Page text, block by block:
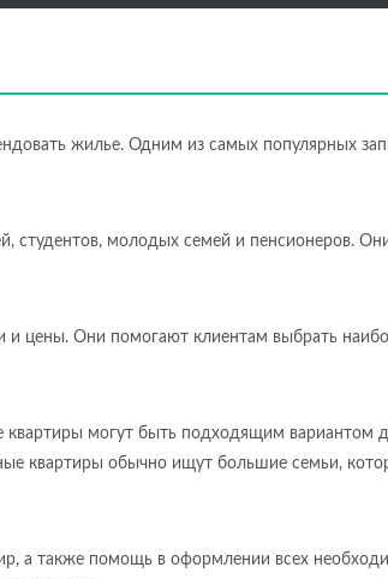
жилье. Одним из самых популярных
студентов, молодых семей и пенсионеров.
цены. Они помогают клиентам выбрать
могут быть подходящим вариантом
квартиры обычно ищут большие семьи,
а также помощь в оформлении всех